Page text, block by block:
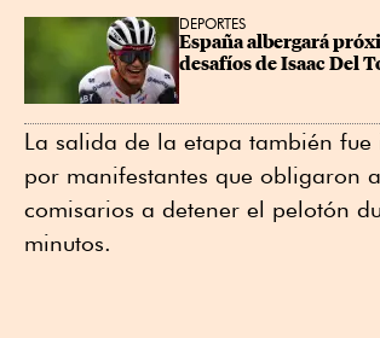
DEPORTES
España albergará
desafíos de Isaac Del
La salida de la etapa también fue
por manifestantes que obligaron
comisarios a detener el pelotón
minutos.